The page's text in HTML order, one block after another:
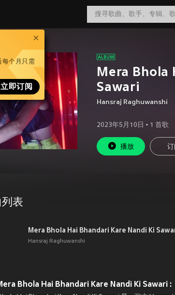
每个月只需
立即订阅
Mera Bhola
Sawari
Hansraj Raghuwanshi
2023年5月10日 • 1 首歌
播放 订
表
Mera Bhola Hai Bhandari Kare Nandi Ki
Hansraj Raghuwanshi
Bhola Hai Bhandari Kare Nandi Ki Sawari :